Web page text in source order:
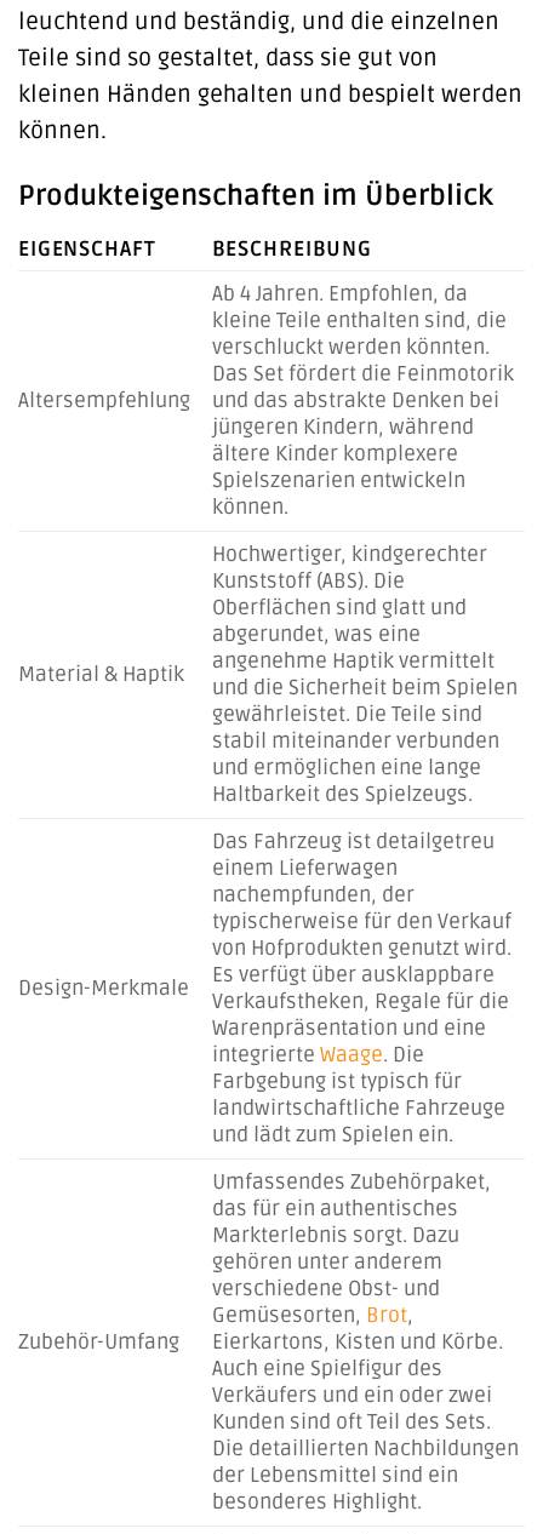
leuchtend und beständig, und die einzelnen
Teile sind so gestaltet, dass sie gut von
kleinen Händen gehalten und bespielt werden
können.
Produkteigenschaften im Überblick
EIGENSCHAFT BESCHREIBUNG
Altersempfehlung
Ab 4 Jahren. Empfohlen, da
kleine Teile enthalten sind, die
verschluckt werden könnten.
Das Set fördert die Feinmotorik
und das abstrakte Denken bei
jüngeren Kindern, während
ältere Kinder komplexere
Spielszenarien entwickeln
können.
Material & Haptik
Hochwertiger, kindgerechter
Kunststoff (ABS). Die
Oberflächen sind glatt und
abgerundet, was eine
angenehme Haptik vermittelt
und die Sicherheit beim Spielen
gewährleistet. Die Teile sind
stabil miteinander verbunden
und ermöglichen eine lange
Haltbarkeit des Spielzeugs.
Design-Merkmale
Das Fahrzeug ist detailgetreu
einem Lieferwagen
nachempfunden, der
typischerweise für den Verkauf
von Hofprodukten genutzt wird.
Es verfügt über ausklappbare
Verkaufstheken, Regale für die
Warenpräsentation und eine
integrierte Waage. Die
Farbgebung ist typisch für
landwirtschaftliche Fahrzeuge
und lädt zum Spielen ein.
Zubehör-Umfang
Umfassendes Zubehörpaket,
das für ein authentisches
Markterlebnis sorgt. Dazu
gehören unter anderem
verschiedene Obst- und
Gemüsesorten, Brot,
Eierkartons, Kisten und Körbe.
Auch eine Spielfigur des
Verkäufers und ein oder zwei
Kunden sind oft Teil des Sets.
Die detaillierten Nachbildungen
der Lebensmittel sind ein
besonderes Highlight.